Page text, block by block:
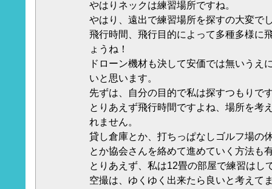
やはりネックは練習場所ですね。
やはり、遠出で練習場所を探すの大変で
飛行時間、飛行目的によって多種多様に
ょうね！
ドローン機材も決して安価では無いうえ
いと思います。
先ずは、自分の目的で私は探すつもりで
とりあえず飛行時間ですよね、場所を考
れません。
貸し倉庫とか、打ちっぱなしゴルフ場の
とか協会さんを絡めて進めていく方法も
とりあえず、私は12畳の部屋で練習はし
空撮は、ゆくゆく出来たら良いと考えて